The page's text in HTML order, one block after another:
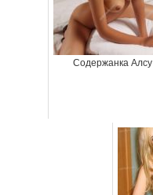
Содержанка Алсу